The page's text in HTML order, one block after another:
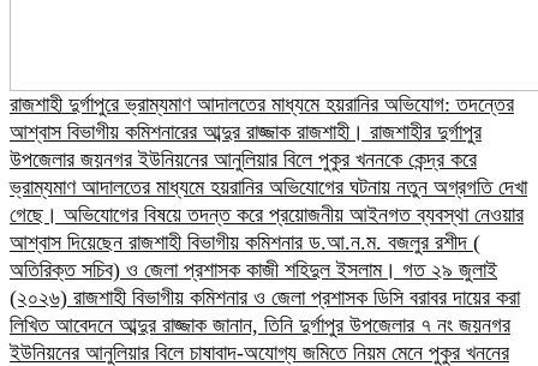
রাজশাহী দুর্গাপুরে ভ্রাম্যমাণ আদালতের মাধ্যমে হয়রানির অভিযোগ: তদন্তের
আশ্বাস বিভাগীয় কমিশনারের আব্দুর রাজ্জাক রাজশাহী। রাজশাহীর দুর্গাপুর
উপজেলার জয়নগর ইউনিয়নের আনুলিয়ার বিলে পুকুর খননকে কেন্দ্র করে
ভ্রাম্যমাণ আদালতের মাধ্যমে হয়রানির অভিযোগের ঘটনায় নতুন অগ্রগতি দেখা
গেছে। অভিযোগের বিষয়ে তদন্ত করে প্রয়োজনীয় আইনগত ব্যবস্থা নেওয়ার
আশ্বাস দিয়েছেন রাজশাহী বিভাগীয় কমিশনার ড.আ.ন.ম. বজলুর রশীদ (
অতিরিক্ত সচিব) ও জেলা প্রশাসক কাজী শহিদুল ইসলাম। গত ২৯ জুলাই
(২০২৬) রাজশাহী বিভাগীয় কমিশনার ও জেলা প্রশাসক ডিসি বরাবর দায়ের করা
লিখিত আবেদনে আব্দুর রাজ্জাক জানান, তিনি দুর্গাপুর উপজেলার ৭ নং জয়নগর
ইউনিয়নের আনুলিয়ার বিলে চাষাবাদ-অযোগ্য জমিতে নিয়ম মেনে পুকুর খননের